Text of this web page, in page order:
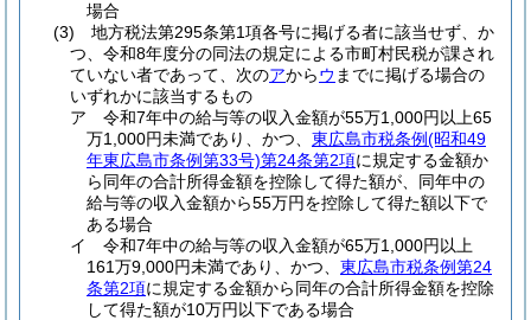
場合
(3)
地方税法第295条第1項各号に掲げる者に該当せず、か
つ、令和8年度分の同法の規定による市町村民税が課され
ていない者であって、次のアからウ までに掲げる場合の
いずれかに該当するもの
ア
令和7年中の給与等の収入金額が55万1,000円以上65
万1,000円未満であり、かつ、 東広島市税条例(昭和49
年東広島市条例第33号)第24条第2項に規定する金額か
ら同年の合計所得金額を控除して得た額が、同年中の
給与等の収入金額から55万円を控除して得た額以下で
ある場合
イ
令和7年中の給与等の収入金額が65万1,000円以上
161万9,000円未満であり、かつ、 東広島市税条例第24
条第2項に規定する金額から同年の合計所得金額を控除
して得た額が10万円以下である場合